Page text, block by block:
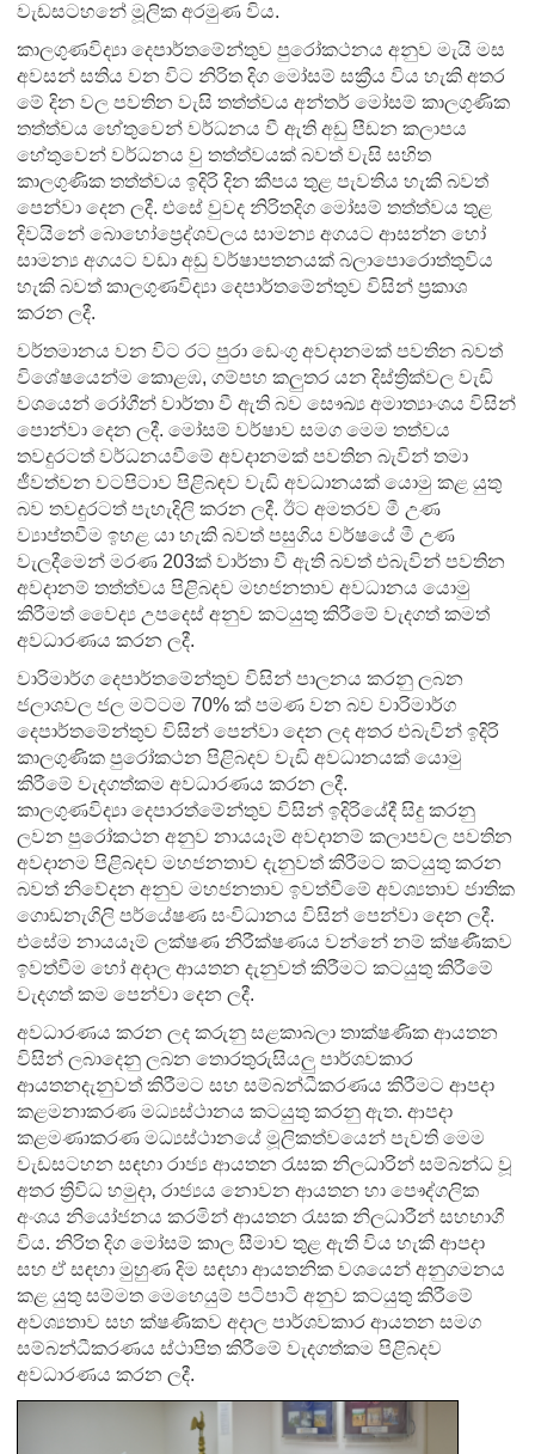
වැඩසටහ‍නේ මූලික අරමුණ විය.
කාලගුණවිද්‍යා දෙපාර්තමේන්තුව පුරෝකථනය අනුව මැයි මස
අවසන් සතිය වන විට නිරිත දිග මෝසම් සක්‍රීය විය හැකි අතර
මේ දින වල පවතින වැසි තත්ත්වය අන්තර් මෝසම් කාලගුණික
තත්ත්වය හේතුවෙන් වර්ධනය වී ඇති අඩු පීඩන කලාපය
හේතුවෙන් වර්ධනය වු තත්ත්වයක් බවත් වැසි සහිත
කාලගුණික තත්ත්වය ඉදිරි දින කීපය තුළ පැවතිය හැකි බවත්
පෙන්වා දෙන ලදී. එසේ වුවද නිරිතදිග මෝසම් තත්ත්වය තුළ
දිවයිනේ බොහෝප්‍රෙද්ශවලය සාමන්‍ය අගයට ආසන්න හෝ
සාමන්‍ය අගයට වඩා අඩු වර්ෂාපතනයක් බලාපොරොත්තුවිය
හැකි බවත් කාලගුණවිද්‍යා දෙපාර්තමේන්තුව විසින් ප්‍රකාශ
කරන ලදී.
වර්තමානය වන විට රට පුරා ඩෙංගු අවදානමක් පවතින බවත්
විශේෂයෙන්ම කොළඹ, ගම්පහ කලුතර යන දිස්ත්‍රික්වල වැඩි
වශයෙන් රෝගීන් වාර්තා වී ඇති බව සෞඛ්‍ය අමාත්‍යාංශය විසින්
පොන්වා දෙන ලදී. මෝසම් වර්ෂාව සමග මෙම තත්වය
තවදුරටත් වර්ධනයවීමේ අවදානමක් පවතින බැවින් තමා
ජීවත්වන වටපිටාව පිළිබඳව වැඩි අවධානයක් යොමු කළ යුතු
බව තවදුරටත් පැහැදිලි කරන ලදී. ඊට අමතරව මී උණ
ව්‍යාප්තවීම ඉහළ යා හැකි බවත් පසුගිය වර්ෂයේ මී උණ
වැලදීමෙන් මරණ 203ක් වාර්තා වී ඇති බවත් එබැවින් පවතින
අවදානම් තත්ත්වය පිළිබදව මහජනතාව අවධානය යොමු
කිරීමත් වෛද්‍ය උපදෙස් අනුව කටයුතු කිරීමේ වැදගත් කමත්
අවධාරණය කරන ලදී.
වාරිමාර්ග දෙපාර්තමේන්තුව විසින් පාලනය කරනු ලබන
ජලාශවල ජල මට්ටම 70% ක් පමණ වන බව වාරිමාර්ග
දෙපාර්තමේන්තුව විසින් පෙන්වා දෙන ලද අතර එබැවින් ඉදිරි
කාලගුණික පුරෝකථන පිළිබදව වැඩි අවධානයක් යොමු
කිරීමේ වැදගත්කම අවධාරණය කරන ලදී.
කාලගුණවිද්‍යා දෙපාරත්මේන්තුව විසින් ඉදිරියේදී සිදු කරනු
ලවන පුරෝකථන අනුව නායයෑම් අවදානම් කලාපවල පවතින
අවදානම පිළිබදව මහජනතාව දැනුවත් කිරීමට කටයුතු කරන
බවත් නිවේදන අනුව මහජනතාව ඉවත්වීමේ අවශ්‍යතාව ජාතික
ගොඩනැගිලි පර්යේෂණ සංවිධානය විසින් පෙන්වා දෙන ලදී.
එසේම නායයෑම් ලක්ෂණ නිරීක්ෂණය වන්නේ නම් ක්ෂණීකව
ඉවත්වීම හෝ අදාල ආයතන දැනුවත් කිරීමට කටයුතු කිරීමේ
වැදගත් කම පෙන්වා දෙන ලදී.
අවධාරණය කරන ලද කරුනු සළකාබලා තාක්ෂණික ආයතන
විසින් ලබාදෙනු ලබන තොරතුරුසියලු පාර්ශවකාර
ආයතනදැනුවත් කිරීමට සහ සම්බන්ධීකරණය කිරීමට ආපදා
කළමනාකරණ මධ්‍යස්ථානය කටයුතු කරනු ඇත. ආපදා
කළමණාකරණ මධ්‍යස්ථානයේ මූලිකත්වයෙන් පැවති මෙම
වැඩසටහන සඳහා රාජ්‍ය ආයතන රැසක නිලධාරින් සම්බන්ධ වූ
අතර ත්‍රිවිධ හමුදා‚ රාජ්‍යය නොවන ආයතන හා පෞද්ගලික
අංශය නියෝජනය කරමින් ආයතන රැසක නිලධාරීන් සහභාගී
විය. නිරිත දිග මෝසම් කාල සීමාව තුළ ඇති විය හැකි ආපදා
සහ ඒ සඳහා මුහුණ දිම සඳහා ආයතනික වශයෙන් අනුගමනය
කළ යුතු සම්මත මෙහෙයුම් පටිපාටි අනුව කටයුතු කිරීමේ
අවශ්‍යතාව සහ ක්ෂණිකව අදාල පාර්ශවකාර ආයතන සමග
සම්බන්ධීකරණය ස්ථාපිත කිරීමේ වැදගත්කම පිළිබදව
අවධාරණය කරන ලදී.